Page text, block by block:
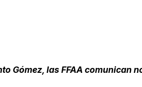
Gómez, las FFAA